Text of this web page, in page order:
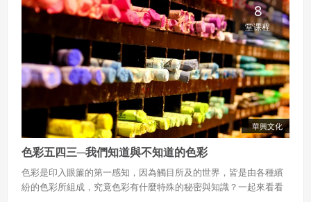
華興文化
8
堂课程
色彩五四三─我們知道與不知道的色彩
色彩是印入眼簾的第一感知，因為觸目所及的世界，皆是由各種繽
紛的色彩所組成，究竟色彩有什麼特殊的秘密與知識？一起來看看